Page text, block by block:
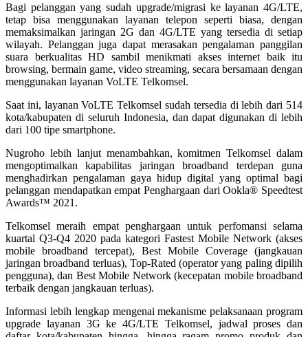
Bagi pelanggan yang sudah upgrade/migrasi ke layanan 4G/LTE,
tetap bisa menggunakan layanan telepon seperti biasa, dengan
memaksimalkan jaringan 2G dan 4G/LTE yang tersedia di setiap
wilayah. Pelanggan juga dapat merasakan pengalaman panggilan
suara berkualitas HD sambil menikmati akses internet baik itu
browsing, bermain game, video streaming, secara bersamaan dengan
menggunakan layanan VoLTE Telkomsel.
Saat ini, layanan VoLTE Telkomsel sudah tersedia di lebih dari 514
kota/kabupaten di seluruh Indonesia, dan dapat digunakan di lebih
dari 100 tipe smartphone.
Nugroho lebih lanjut menambahkan, komitmen Telkomsel dalam
mengoptimalkan kapabilitas jaringan broadband terdepan guna
menghadirkan pengalaman gaya hidup digital yang optimal bagi
pelanggan mendapatkan empat Penghargaan dari Ookla® Speedtest
Awards™ 2021.
Telkomsel meraih empat penghargaan untuk perfomansi selama
kuartal Q3-Q4 2020 pada kategori Fastest Mobile Network (akses
mobile broadband tercepat), Best Mobile Coverage (jangkauan
jaringan broadband terluas), Top-Rated (operator yang paling dipilih
pengguna), dan Best Mobile Network (kecepatan mobile broadband
terbaik dengan jangkauan terluas).
Informasi lebih lengkap mengenai mekanisme pelaksanaan program
upgrade layanan 3G ke 4G/LTE Telkomsel, jadwal proses dan